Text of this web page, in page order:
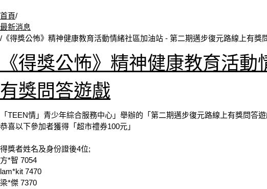
首頁/
最新消息
/ 《得獎公怖》精神健康教育活動情緒社區加油站 - 第二期邁步復元路線上有獎
《得獎公怖》精神健康教育活
有獎問答遊戲
「TEEN情」青少年綜合服務中心」舉辦的「第二期邁步復元路線上有獎問答遊
恭喜以下參加者獲得「超市禮券100元」
得獎者姓名及身份證後4位;
方*智 7054
lam*kit 7470
梁*傑 7370